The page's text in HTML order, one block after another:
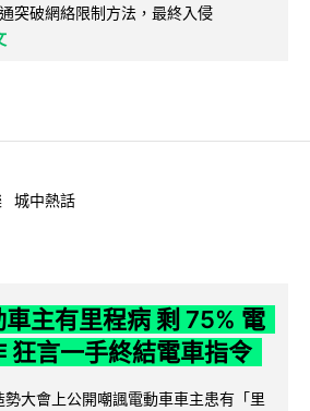
突破網絡限制方法，最終入侵
城中熱話
主有里程病 剩 75% 電
狂言一手終結電車指令
大會上公開嘲諷電動車車主患有「里